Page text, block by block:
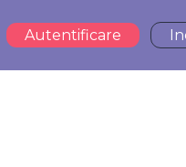
Autentificare